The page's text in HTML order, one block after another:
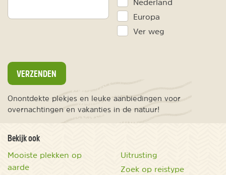
Nederland
Europa
Ver weg
VERZENDEN
Onontdekte plekjes en leuke aanbiedingen voor
overnachtingen en vakanties in de natuur!
Bekijk ook
Mooiste plekken op
aarde
Uitrusting
Zoek op reistype